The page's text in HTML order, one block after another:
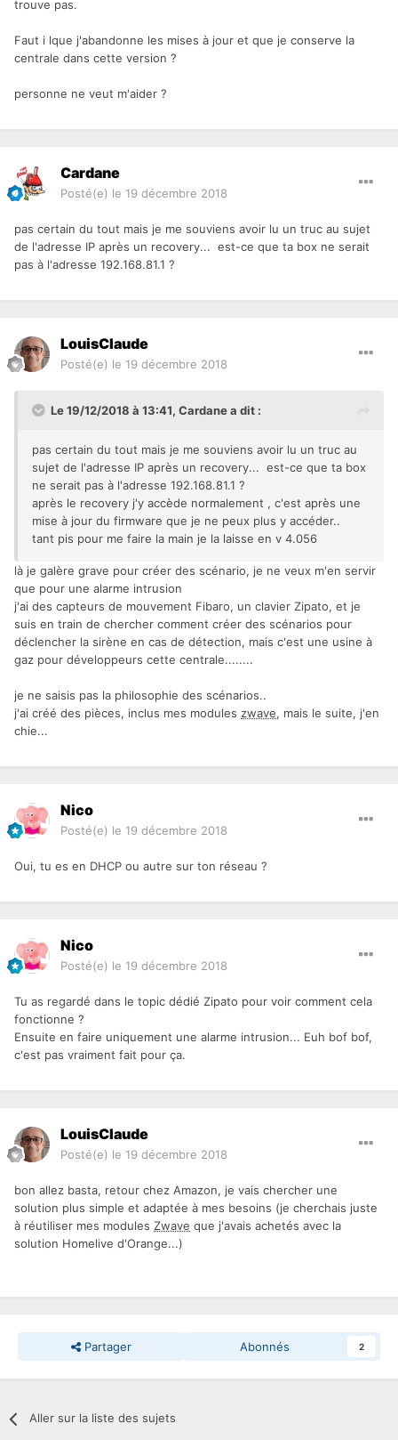
trouve pas.
Faut i lque j'abandonne les mises à jour et que je conserve la
centrale dans cette version ?
personne ne veut m'aider ?
Cardane
Posté(e) le 19 décembre 2018
pas certain du tout mais je me souviens avoir lu un truc au sujet
de l'adresse IP après un recovery... est-ce que ta box ne serait
pas à l'adresse 192.168.81.1 ?
LouisClaude
Posté(e) le 19 décembre 2018
Le 19/12/2018 à 13:41, Cardanea dit :
pas certain du tout mais je me souviens avoir lu un truc au
sujet de l'adresse IP après un recovery... est-ce que ta box
ne serait pas à l'adresse 192.168.81.1 ?
après le recovery j'y accède normalement , c'est après une
mise à jour du firmware que je ne peux plus y accéder..
tant pis pour me faire la main je la laisse en v 4.056
là je galère grave pour créer des scénario, je ne veux m'en servir
que pour une alarme intrusion
j'ai des capteurs de mouvement Fibaro, un clavier Zipato, et je
suis en train de chercher comment créer des scénarios pour
déclencher la sirène en cas de détection, mais c'est une usine à
gaz pour développeurs cette centrale........
je ne saisis pas la philosophie des scénarios..
j'ai créé des pièces, inclus mes modules zwave, mais le suite, j'en
chie...
Nico
Posté(e) le 19 décembre 2018
Oui, tu es en DHCP ou autre sur ton réseau ?
Nico
Posté(e) le 19 décembre 2018
Tu as regardé dans le topic dédié Zipato pour voir comment cela
fonctionne ?
Ensuite en faire uniquement une alarme intrusion... Euh bof bof,
c'est pas vraiment fait pour ça.
LouisClaude
Posté(e) le 19 décembre 2018
bon allez basta, retour chez Amazon, je vais chercher une
solution plus simple et adaptée à mes besoins (je cherchais juste
à réutiliser mes modules Zwave que j'avais achetés avec la
solution Homelive d'Orange...)
Partager Abonnés 2
Aller sur la liste des sujets